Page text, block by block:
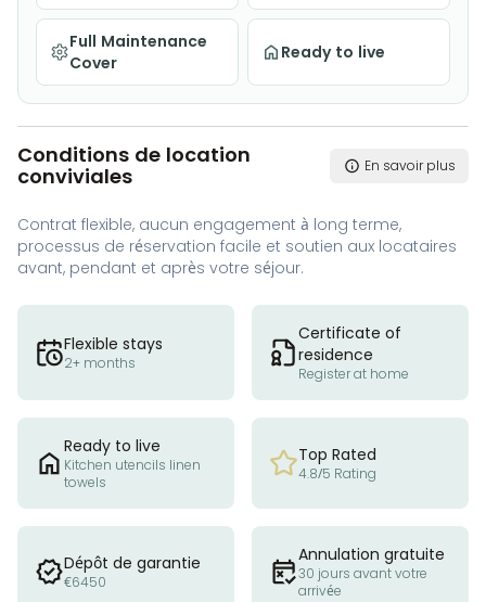
Full Maintenance
Cover
Ready to live
Conditions de location
conviviales
En savoir plus
Contrat flexible, aucun engagement à long terme,
processus de réservation facile et soutien aux locataires
avant, pendant et après votre séjour.
Flexible stays
2+ months
Certificate of
residence
Register at home
Ready to live
Kitchen utencils linen
towels
Top Rated
4.8/5 Rating
Dépôt de garantie
€6450
Annulation gratuite
30 jours avant votre
arrivée